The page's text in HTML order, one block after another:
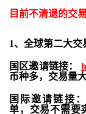
目前不清退的交
1、全球第二大交
国区邀请链接：
币种多，交易量大
国际邀请链接：
单，交易不需要